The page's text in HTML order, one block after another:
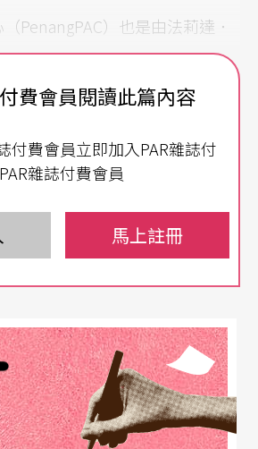
PenangPAC）也是由法莉達．
創辦，於二○一一年開幕，擁有
座小型劇場，還有三間排練室。P
將上檔的演出文宣，設有咖啡
的藝術創作與周邊商品。雖然算
，但反而鬧中取靜，設計也非常
隆坡、術上要再艱辛一些檳城，P
、共製、外租等多種方式搭配運
鼓勵創意表達，PenangPAC亦設
，課程適齡從四歲到青少年都
費會員閱讀此篇內容
付費會員立即加入PAR雜誌付
雜誌付費會員
馬上註冊